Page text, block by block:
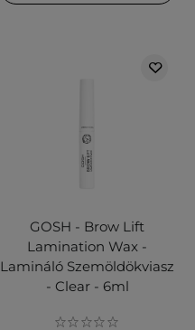
GOSH - Brow Lift
Lamination Wax -
Lamináló Szemöldökviasz
- Clear - 6ml